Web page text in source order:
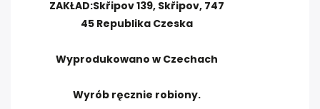
ZAKŁAD:Skřipov 139, Skřipov, 747
45 Republika Czeska
Wyprodukowano w Czechach
Wyrób ręcznie robiony.